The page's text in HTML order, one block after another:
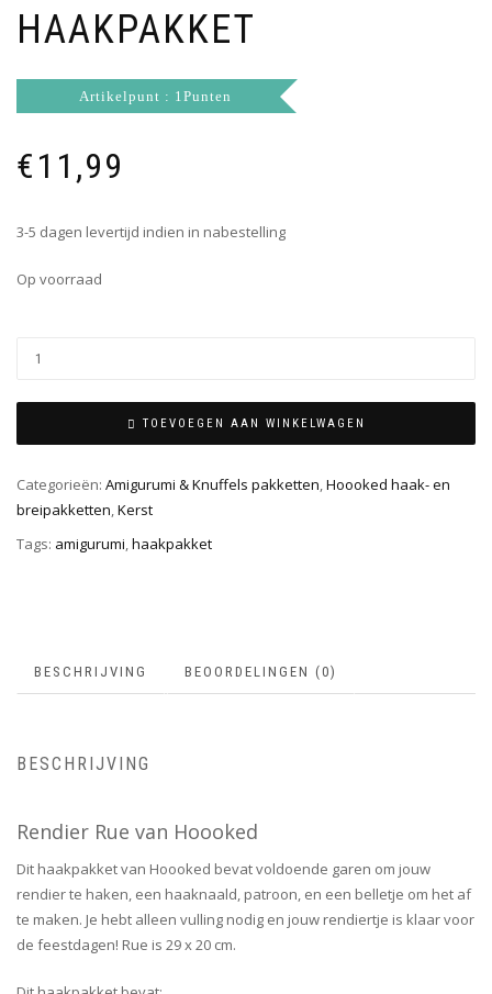
HAAKPAKKET
Artikelpunt : 1Punten
€11,99
3-5 dagen levertijd indien in nabestelling
Op voorraad
TOEVOEGEN AAN WINKELWAGEN
Categorieën: Amigurumi & Knuffels pakketten,Hoooked haak- en
breipakketten,Kerst
Tags: amigurumi,haakpakket
BESCHRIJVING BEOORDELINGEN (0)
BESCHRIJVING
Rendier Rue van Hoooked
Dit haakpakket van Hoooked bevat voldoende garen om jouw
rendier te haken, een haaknaald, patroon, en een belletje om het af
te maken. Je hebt alleen vulling nodig en jouw rendiertje is klaar voor
de feestdagen! Rue is 29 x 20 cm.